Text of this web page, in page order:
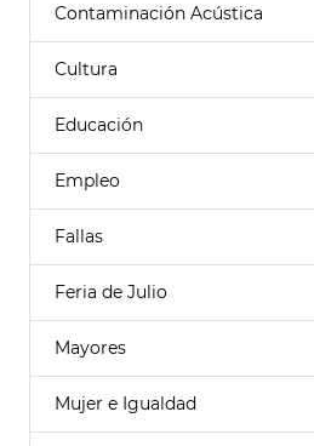
Contaminación Acústica
Cultura
Educación
Empleo
Fallas
Feria de Julio
Mayores
Mujer e Igualdad